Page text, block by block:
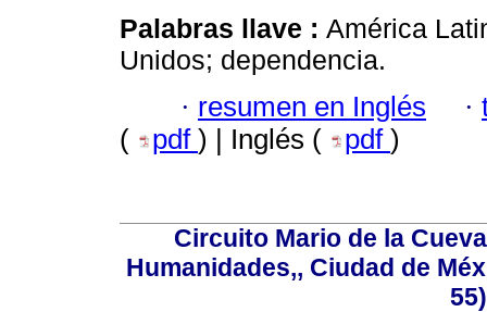
Palabras llave : América
Unidos; dependencia.
· resumen en Inglés ·
(
pdf ) | Inglés ( pdf )
Circuito Mario de la
Humanidades,, Ciudad de